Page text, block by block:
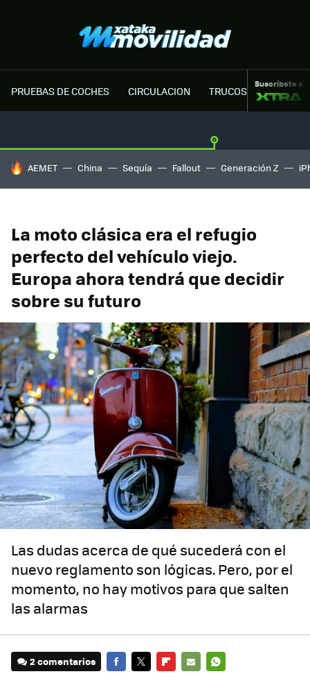
PRUEBAS DE COCHES CIRCULACION TRUCOS MOTOR
Suscríbete a
HOY SE HABLA DE
AEMET China Sequía Fallout Generación Z
La moto clásica era el refugio
perfecto del vehículo viejo.
Europa ahora tendrá que decidir
sobre su futuro
Las dudas acerca de qué sucederá con el
nuevo reglamento son lógicas. Pero, por el
momento, no hay motivos para que salten
las alarmas
2 comentarios